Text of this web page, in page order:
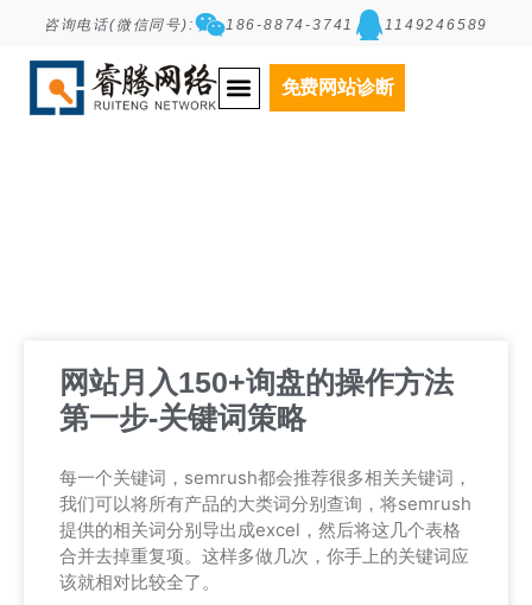
咨询电话(微信同号): 186-8874-3741 1149246589
免费网站诊断
Tag: 关键词分析
网站月入150+询盘的操作方法
第一步-关键词策略
每一个关键词，semrush都会推荐很多相关关键词，
我们可以将所有产品的大类词分别查询，将semrush
提供的相关词分别导出成excel，然后将这几个表格
合并去掉重复项。这样多做几次，你手上的关键词应
该就相对比较全了。